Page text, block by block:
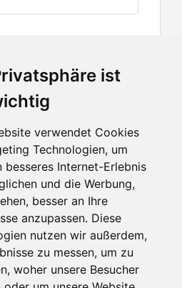
ist
verwendet Cookies
Technologien, um
besseres Internet-Erlebnis
und die Werbung,
besser an Ihre
anzupassen. Diese
nutzen wir außerdem,
zu messen, um zu
woher unsere Besucher
Партнерам
Инвесторам
Медиа